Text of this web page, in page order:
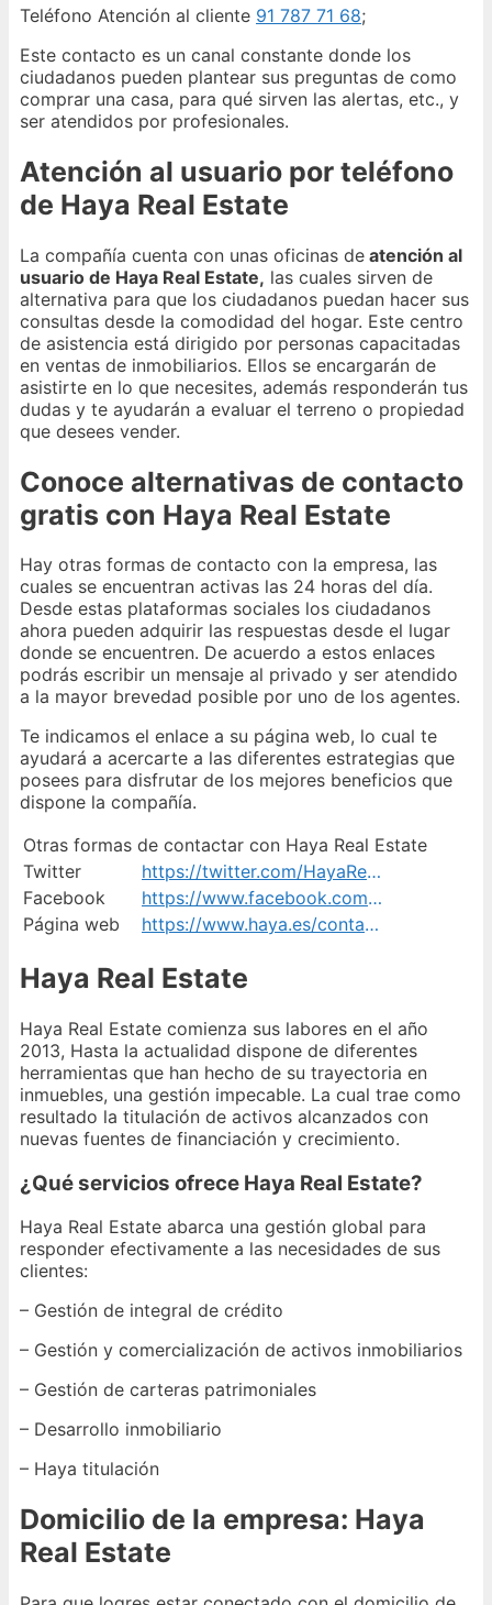
Teléfono Atención al cliente 91 787 71 68;
Este contacto es un canal constante donde los
ciudadanos pueden plantear sus preguntas de como
comprar una casa, para qué sirven las alertas, etc., y
ser atendidos por profesionales.
Atención al usuario por teléfono
de Haya Real Estate
La compañía cuenta con unas oficinas de atención al
usuario de Haya Real Estate, las cuales sirven de
alternativa para que los ciudadanos puedan hacer sus
consultas desde la comodidad del hogar. Este centro
de asistencia está dirigido por personas capacitadas
en ventas de inmobiliarios. Ellos se encargarán de
asistirte en lo que necesites, además responderán tus
dudas y te ayudarán a evaluar el terreno o propiedad
que desees vender.
Conoce alternativas de contacto
gratis con Haya Real Estate
Hay otras formas de contacto con la empresa, las
cuales se encuentran activas las 24 horas del día.
Desde estas plataformas sociales los ciudadanos
ahora pueden adquirir las respuestas desde el lugar
donde se encuentren. De acuerdo a estos enlaces
podrás escribir un mensaje al privado y ser atendido
a la mayor brevedad posible por uno de los agentes.
Te indicamos el enlace a su página web, lo cual te
ayudará a acercarte a las diferentes estrategias que
posees para disfrutar de los mejores beneficios que
dispone la compañía.
Otras formas de contactar con Haya Real Estate
Twitter
https://twitter.com/HayaRealEstate
Facebook
https://www.facebook.com/HayaRealEstate
Página web
https://www.haya.es/contacto/
Haya Real Estate
Haya Real Estate comienza sus labores en el año
2013, Hasta la actualidad dispone de diferentes
herramientas que han hecho de su trayectoria en
inmuebles, una gestión impecable. La cual trae como
resultado la titulación de activos alcanzados con
nuevas fuentes de financiación y crecimiento.
¿Qué servicios ofrece Haya Real Estate?
Haya Real Estate abarca una gestión global para
responder efectivamente a las necesidades de sus
clientes:
– Gestión de integral de crédito
– Gestión y comercialización de activos inmobiliarios
– Gestión de carteras patrimoniales
– Desarrollo inmobiliario
– Haya titulación
Domicilio de la empresa: Haya
Real Estate